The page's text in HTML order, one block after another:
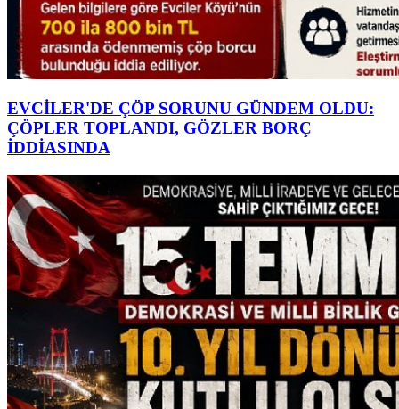
EVCİLER'DE ÇÖP SORUNU GÜNDEM OLDU:
ÇÖPLER TOPLANDI, GÖZLER BORÇ
İDDİASINDA